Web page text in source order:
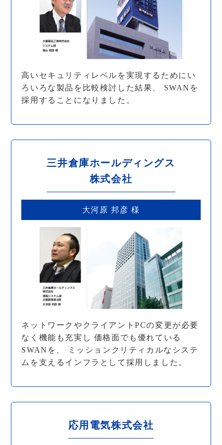
高いセキュリティレベルを実現するためにい
ろいろな製品を比較検討した結果、 SWANを
採用することになりました。
三井倉庫ホールディングス
株式会社
大河原 邦彦 様
ネットワークやクライアントPCの変更が必要
なく機能も充実し 価格面でも優れている
SWANを、 ミッションクリティカルなシステ
ムを支えるインフラとして採用しました。
応用電気株式会社